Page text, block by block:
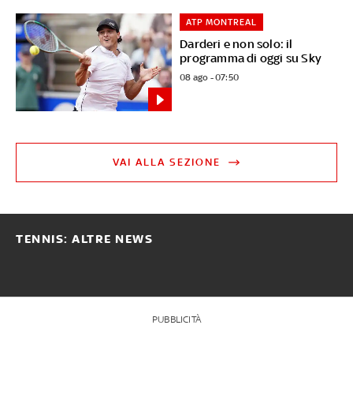
Darderi e non solo: il
programma di oggi su Sky
ATP MONTREAL
08 ago - 07:50
VAI ALLA SEZIONE
TENNIS: ALTRE NEWS
PUBBLICITÀ